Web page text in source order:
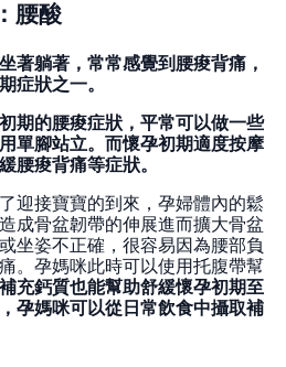
腰酸
著躺著，常常感覺到腰痠背痛，
症狀之一。
期的腰痠症狀，平常可以做一些
單腳站立。而懷孕初期適度按摩
腰痠背痛等症狀。
迎接寶寶的到來，孕婦體內的鬆
成骨盆韌帶的伸展進而擴大骨盆
坐姿不正確，很容易因為腰部負
。孕媽咪此時可以使用托腹帶幫
充鈣質也能幫助舒緩懷孕初期至
孕媽咪可以從日常飲食中攝取補